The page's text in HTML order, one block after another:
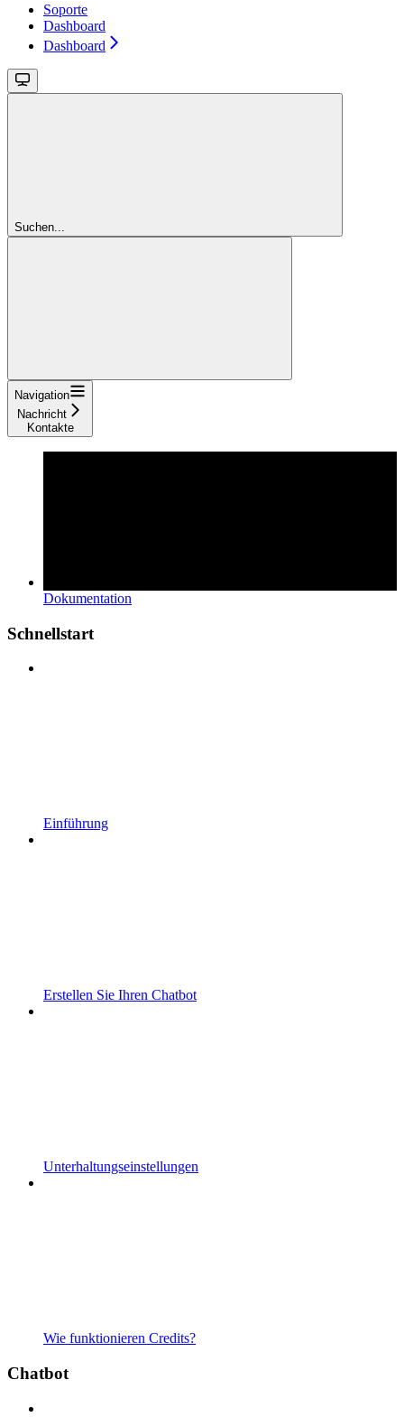
Soporte
Dashboard
Dashboard
Suchen...
Navigation
Nachricht
Kontakte
Dokumentation
Schnellstart
Einführung
Erstellen Sie Ihren Chatbot
Unterhaltungseinstellungen
Wie funktionieren Credits?
Chatbot